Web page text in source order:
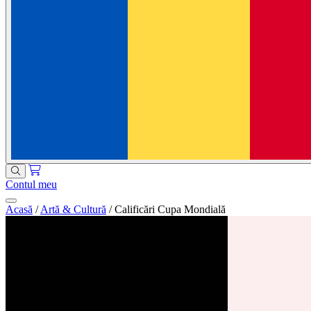
Contul meu
Acasă / Artă & Cultură / Calificări Cupa Mondială